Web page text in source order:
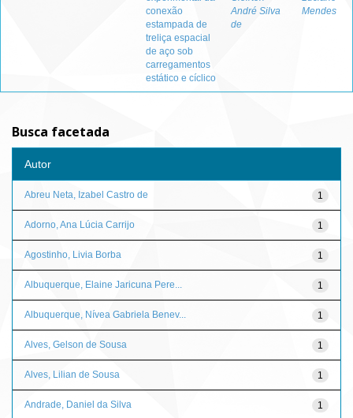
conexão
estampada de
treliça espacial
de aço sob
carregamentos
estático e cíclico
André Silva
de
Mendes
Busca facetada
Autor
1
Abreu Neta, Izabel Castro de
1
Adorno, Ana Lúcia Carrijo
1
Agostinho, Livia Borba
1
Albuquerque, Elaine Jaricuna Pere...
1
Albuquerque, Nívea Gabriela Benev...
1
Alves, Gelson de Sousa
1
Alves, Lilian de Sousa
1
Andrade, Daniel da Silva